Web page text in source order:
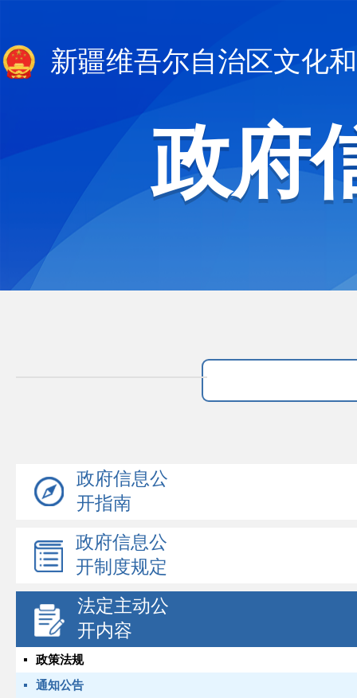
新疆维吾尔自治区文化
政府
政府信息公
开指南
政府信息公
开制度规定
法定主动公
开内容
政策法规
通知公告